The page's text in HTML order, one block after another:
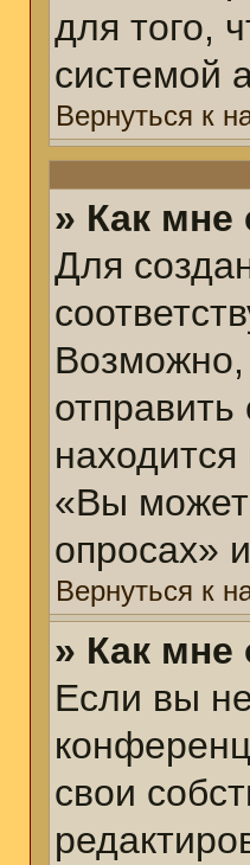
для того,
системой
Вернуться к
» Как мне
Для
Возможно,
«Вы
опросах»
Вернуться к
» Как мне
Если вы
свои